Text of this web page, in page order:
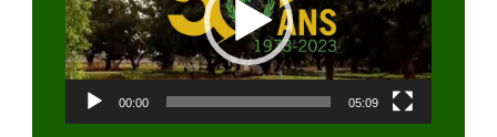
00:00 05:09